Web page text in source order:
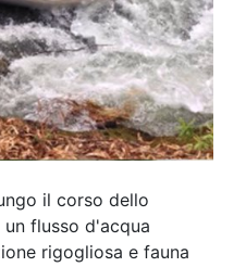
il corso dello
flusso d'acqua
rigogliosa e fauna